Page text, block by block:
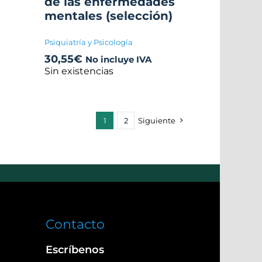
mentales (selección)
Psiquiatría y Psicología
30,55€ No incluye IVA
Sin existencias
1 2 Siguiente
Contacto
Escríbenos